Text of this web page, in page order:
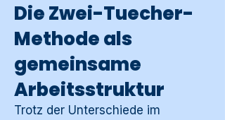
Die Zwei-Tuecher-
Methode als
gemeinsame
Arbeitsstruktur
Trotz der Unterschiede im